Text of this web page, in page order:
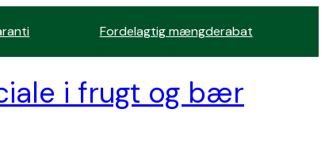
Fordelagtig mængderabat
i frugt og bær